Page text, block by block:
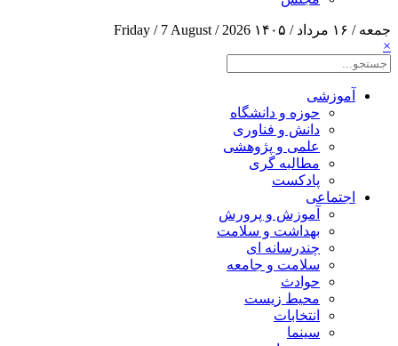
جمعه / ۱۶ مرداد / ۱۴۰۵
Friday / 7 August / 2026
×
آموزشی
حوزه و دانشگاه
دانش و فناوری
علمی و پژوهشی
مطالبه گری
پادکست
اجتماعی
آموزش و پرورش
بهداشت و سلامت
چندرسانه ای
سلامت و جامعه
حوادث
محیط زیست
انتخابات
سینما